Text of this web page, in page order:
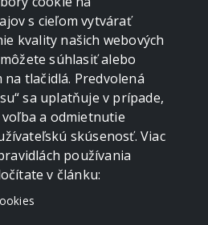
s cieľom vytvárať
kvality našich webových
súhlasiť alebo
tlačidlá. Predvolená
sa uplatňuje v prípade,
voľba a odmietnutie
skúsenosť. Viac
používania
v článku: